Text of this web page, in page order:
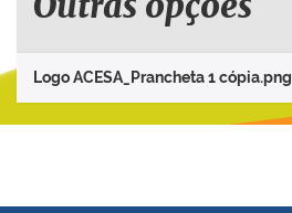
p
i
Outras opções
Logo ACESA_Prancheta 1 cópia.png